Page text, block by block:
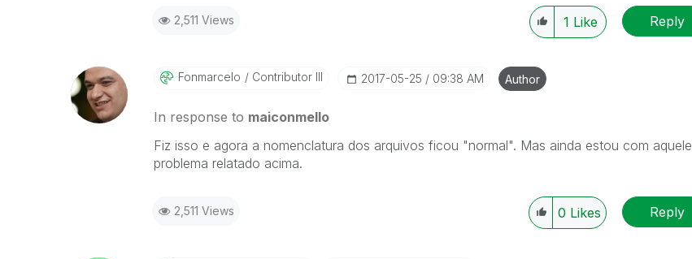
2,511 Views 1 Like Reply
Fonmarcelo Contributor III ‎2017-05-25 09:38 AM Author
In response to maiconmello
Fiz isso e agora a nomenclatura dos arquivos ficou "normal". Mas ainda estou com aquele
problema relatado acima.
2,511 Views 0 Likes Reply